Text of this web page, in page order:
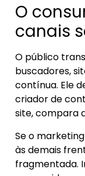
O
canais
O público
buscadores,
contínua. Ele
criador de
site, compara
Se o
às demais
fragmentada.